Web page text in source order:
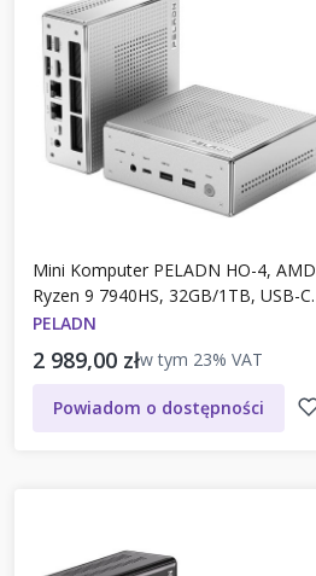
Mini Komputer PELADN HO-4, AMD
Ryzen 9 7940HS, 32GB/1TB, USB-C,
Win 11 Pro. Model HO-4
PELADN
Cena brutto
2 989,00 złw tym 23% VAT
Powiadom o dostępności